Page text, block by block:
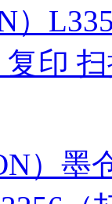
）
印